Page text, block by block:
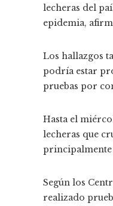
lecheras del
epidemia,
Los hallazgos
podría estar
pruebas por
Hasta el
lecheras que
principalmente
Según los
realizado